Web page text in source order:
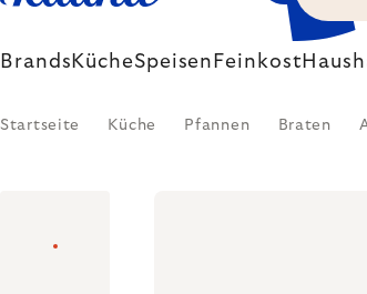
Brands KücheSpeisen Feinkost
Startseite Küche Pfannen Braten